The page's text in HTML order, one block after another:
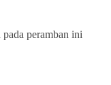
peramban ini